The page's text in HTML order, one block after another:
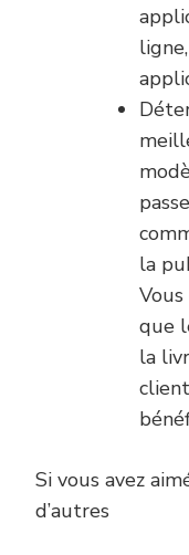
la
que
la
Si vous avez
d’autres